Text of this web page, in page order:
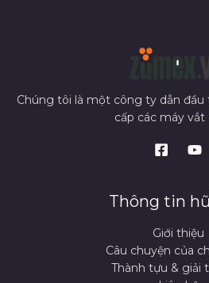
Chúng tôi là một công ty dẫn
cấp các máy vắt
Thông tin
Giới thiệu
Câu chuyện của
Thành tựu & giải